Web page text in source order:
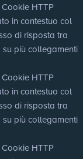
Cookie HTTP
in contestuo col
di risposta tra
più collegamenti
Cookie HTTP
in contestuo col
di risposta tra
più collegamenti
Cookie HTTP